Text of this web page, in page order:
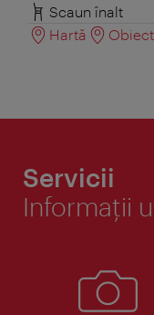
Scaun înalt
Hartă
Servicii
Informaţii